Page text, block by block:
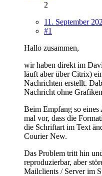
2
11. September
#1
Hallo zusammen,
wir haben direkt im
läuft aber über Citrix)
Nachrichten erstellt.
Nachricht ohne
Beim Empfang so
mal vor, dass die
die Schriftart im Text
Courier New.
Das Problem tritt hin
reproduzierbar, aber
Mailclients / Server im